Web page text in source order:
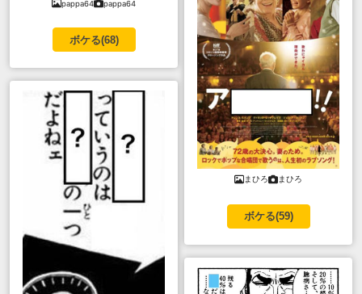
pappa64 pappa64
ボケる(68)
まひろ まひろ
ボケる(59)